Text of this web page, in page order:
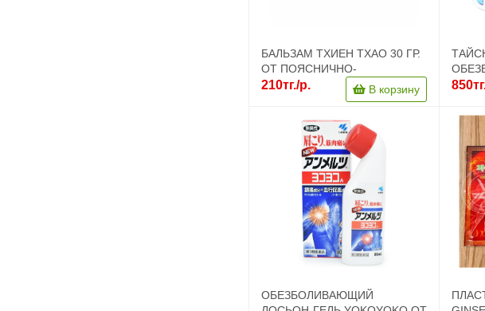
БАЛЬЗАМ ТХИЕН ТХАО 30 ГР.
ОТ ПОЯСНИЧНО-
КРЕСТЦОВОГО РАДИКУЛИТА,
РЕВМАТИЗМА, БОЛИ В
210тг./р. В корзину
ОБЕЗБОЛИВАЮЩИЙ